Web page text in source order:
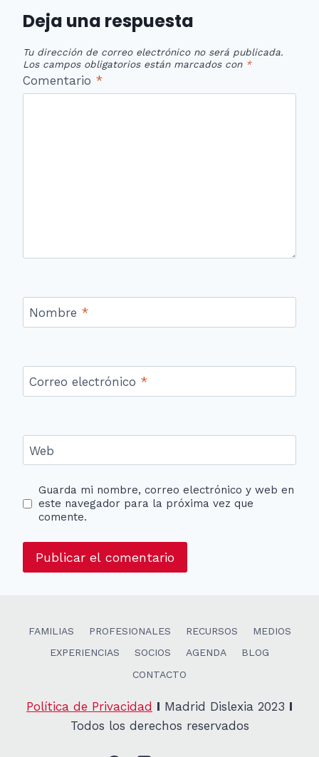
Deja una respuesta
Tu dirección de correo electrónico no será publicada.
Los campos obligatorios están marcados con *
Comentario *
Nombre *
Correo electrónico *
Web
Guarda mi nombre, correo electrónico y web en
este navegador para la próxima vez que
comente.
FAMILIAS PROFESIONALES RECURSOS
MEDIOS
EXPERIENCIAS
SOCIOS AGENDA
BLOG
CONTACTO
Política de Privacidad I Madrid Dislexia 2023 I
Todos los derechos reservados